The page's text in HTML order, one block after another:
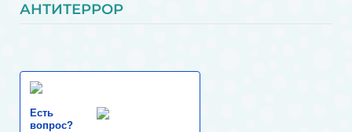
АНТИТЕРРОР
Есть
вопрос?